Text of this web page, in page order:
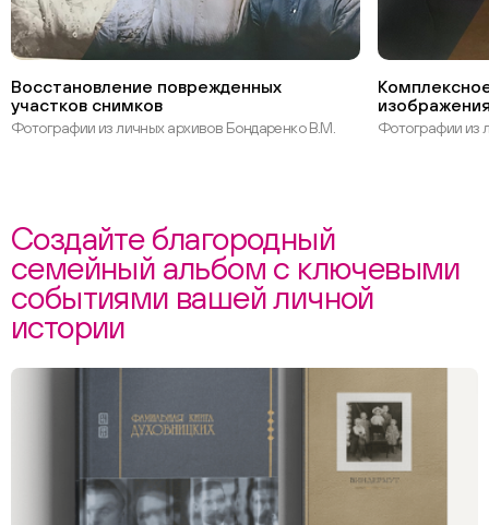
Восстановление поврежденных
участков снимков
Фотографии из личных архивов Бондаренко В.М. Фотографии из
Создайте благородный
семейный альбом с ключевыми
событиями вашей личной
истории